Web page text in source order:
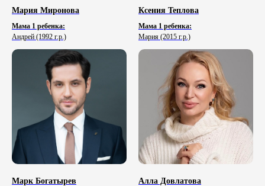
Мария Миронова
Мама 1 ребенка:
Андрей (1992 г.р.)
Ксения Теплова
Мама 1 ребенка:
Мария (2015 г.р.)
Марк Богатырев Алла Довлатова